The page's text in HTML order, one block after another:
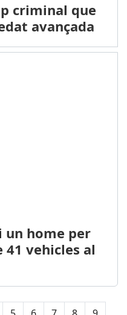
criminal que
avançada
un home per
vehicles al